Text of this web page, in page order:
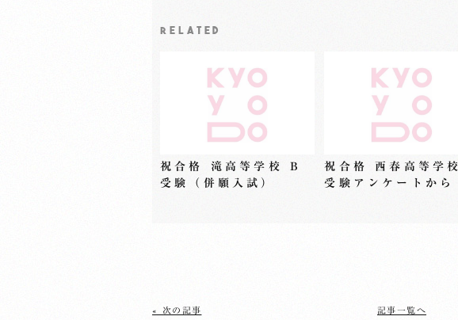
RELATED
祝合格 滝高等学校 B
受験（併願入試）
祝合格 西春高等学校
受験アンケートから
« 次の記事 記事一覧へ